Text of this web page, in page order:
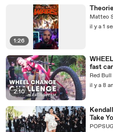
1:26
Matteo
il y a 1
2:10
fast
Red Bull
il y a 8
Take